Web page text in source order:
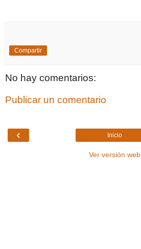
Compartir
No hay comentarios:
Publicar un comentario
‹ Inicio
Ver versión web